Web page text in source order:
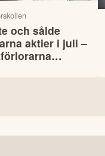
och sålde
aktier i juli –